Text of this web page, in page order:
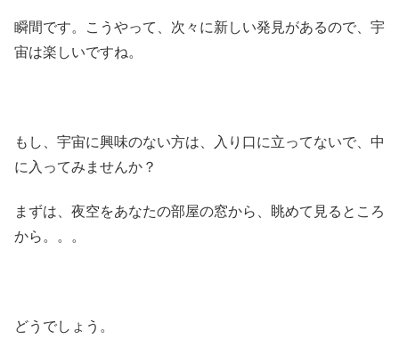
瞬間です。こうやって、次々に新しい発見があるので、宇
宙は楽しいですね。
もし、宇宙に興味のない方は、入り口に立ってないで、中
に入ってみませんか？
まずは、夜空をあなたの部屋の窓から、眺めて見るところ
から。。。
どうでしょう。